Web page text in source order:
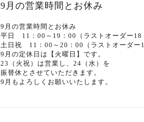
9月の営業時間とお休み
9月の営業時間とお休み
平日 11：00～19：00（ラストオーダー18
土日祝 11：00～20：00（ラストオーダー
9月の定休日は【火曜日】です。
23（火祝）は営業し、24（水）を
振替休とさせていただきます。
9月もよろしくお願いいたします。